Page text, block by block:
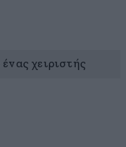
χειριστής